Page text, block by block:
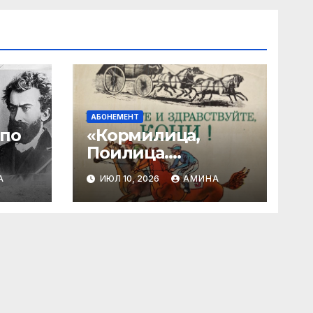
АБОНЕМЕНТ
«Кормилица,
Поилица.
Спасительница»
ИЮЛ 10, 2026 АМИНА